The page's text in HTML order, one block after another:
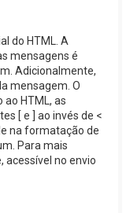
do HTML. A
mensagens é
Adicionalmente,
mensagem. O
ao HTML, as
[ e ] ao invés de <
na formatação de
Para mais
acessível no envio